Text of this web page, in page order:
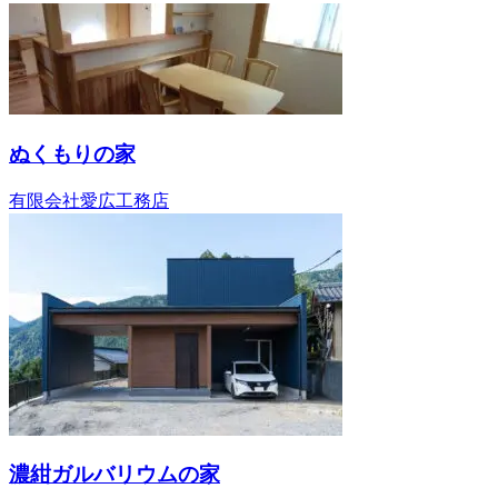
ぬくもりの家
有限会社愛広工務店
濃紺ガルバリウムの家